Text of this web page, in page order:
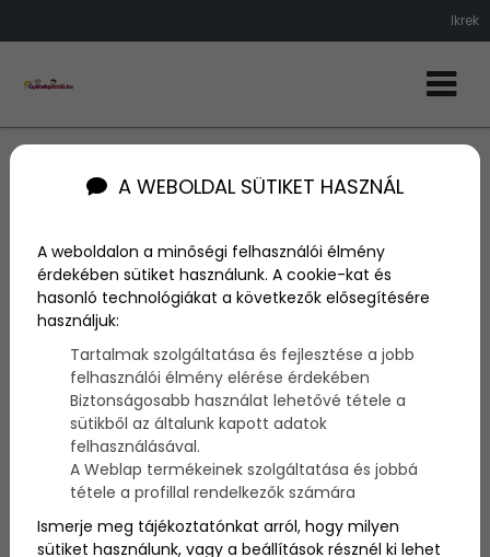
Ikrek
Ikrek
ikergyermekek szerepelnek. Néhol a hasadat fogod
majd a nevetéstől, máskor bepárásodik a szemed.
További bejegyzések
A WEBOLDAL SÜTIKET HASZNÁL
A weboldalon a minőségi felhasználói élmény
érdekében sütiket használunk. A cookie-kat és
hasonló technológiákat a következők elősegítésére
használjuk:
Tartalmak szolgáltatása és fejlesztése a jobb
felhasználói élmény elérése érdekében
Biztonságosabb használat lehetővé tétele a
sütikből az általunk kapott adatok
felhasználásával.
A Weblap termékeinek szolgáltatása és jobbá
tétele a profillal rendelkezők számára
Ismerje meg tájékoztatónkat arról, hogy milyen
sütiket használunk, vagy a beállítások résznél ki lehet